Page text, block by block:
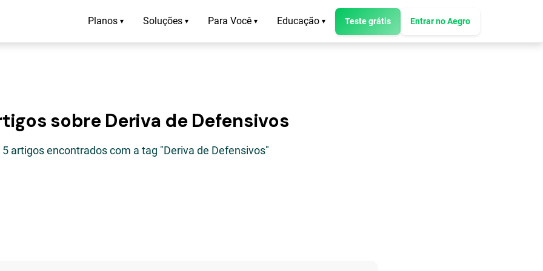
Planos ▾ Soluções ▾ Para Você ▾ Educação ▾ Teste grátis Entrar no Aegro
sobre Deriva de Defensivos
5 artigos encontrados com a tag "Deriva de Defensivos"